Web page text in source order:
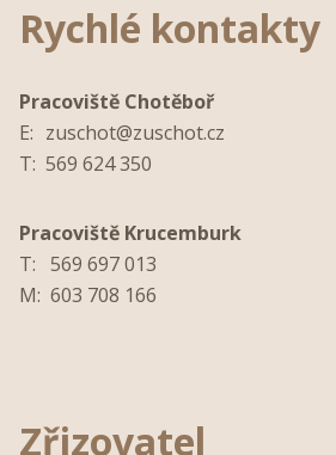
Rychlé kontakty
Pracoviště Chotěboř
E: zuschot@zuschot.cz
T: 569 624 350
Pracoviště Krucemburk
T: 569 697 013
M: 603 708 166
Zřizovatel